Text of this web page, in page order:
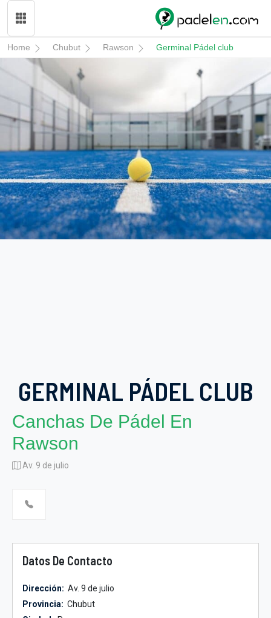
Home Chubut Rawson Germinal Pádel club
GERMINAL PÁDEL CLUB
Canchas De Pádel En
Rawson
Av. 9 de julio
Datos De Contacto
Dirección: Av. 9 de julio
Provincia: Chubut